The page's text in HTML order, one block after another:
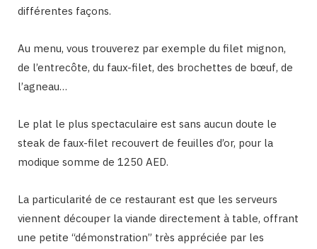
différentes façons.
Au menu, vous trouverez par exemple du filet mignon,
de l’entrecôte, du faux-filet, des brochettes de bœuf, de
l’agneau…
Le plat le plus spectaculaire est sans aucun doute le
steak de faux-filet recouvert de feuilles d’or, pour la
modique somme de 1250 AED.
La particularité de ce restaurant est que les serveurs
viennent découper la viande directement à table, offrant
une petite “démonstration” très appréciée par les